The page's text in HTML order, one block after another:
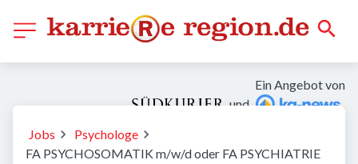
Ein Angebot von
und
Jobs
Psychologe
FA PSYCHOSOMATIK m/w/d oder FA PSYCHIATRIE